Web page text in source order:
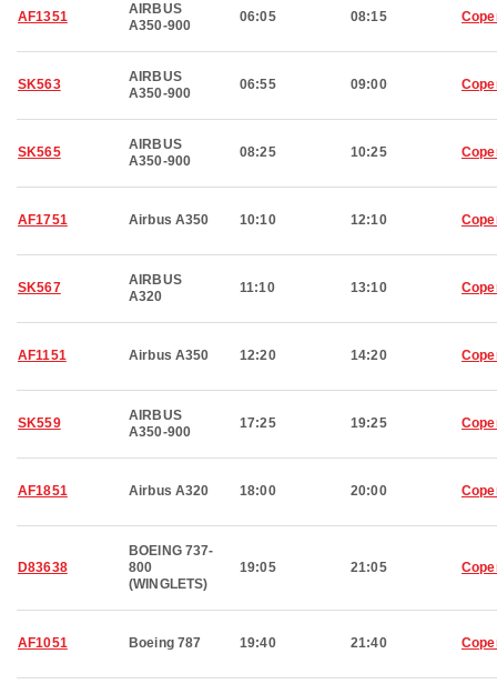
AF1351
AIRBUS
A350-900
06:05 08:15
SK563
AIRBUS
A350-900
06:55 09:00
SK565
AIRBUS
A350-900
08:25 10:25
AF1751 Airbus A350 10:10 12:10
SK567
AIRBUS
A320
11:10 13:10
AF1151 Airbus A350 12:20 14:20
SK559
AIRBUS
A350-900
17:25 19:25
AF1851 Airbus A320 18:00 20:00
D83638
BOEING 737-
800
(WINGLETS)
19:05 21:05
AF1051 Boeing 787 19:40 21:40